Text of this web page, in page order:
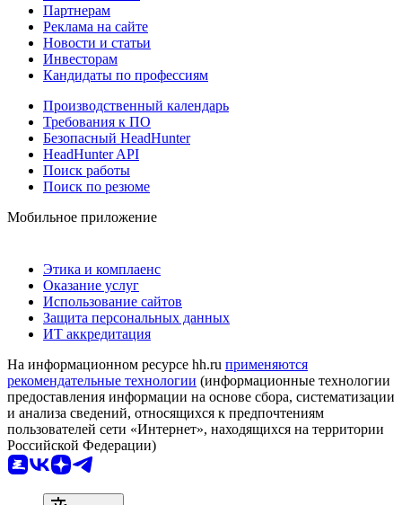
Партнерам
Реклама на сайте
Новости и статьи
Инвесторам
Кандидаты по профессиям
Производственный календарь
Требования к ПО
Безопасный HeadHunter
HeadHunter API
Поиск работы
Поиск по резюме
Мобильное приложение
Этика и комплаенс
Оказание услуг
Использование сайтов
Защита персональных данных
ИТ аккредитация
На информационном ресурсе hh.ru применяются
рекомендательные технологии (информационные технологии
предоставления информации на основе сбора, систематизации
и анализа сведений, относящихся к предпочтениям
пользователей сети «Интернет», находящихся на территории
Российской Федерации)